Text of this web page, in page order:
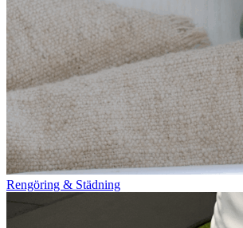
Rengöring & Städning